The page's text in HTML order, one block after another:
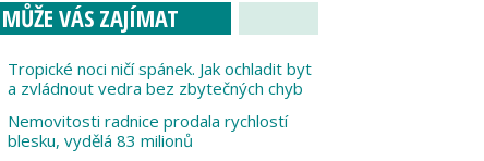
MŮŽE VÁS ZAJÍMAT
Tropické noci ničí spánek. Jak ochladit byt
a zvládnout vedra bez zbytečných chyb
Nemovitosti radnice prodala rychlostí
blesku, vydělá 83 milionů